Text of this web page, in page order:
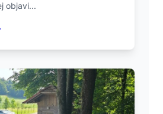
uradnih oseb
objavi...